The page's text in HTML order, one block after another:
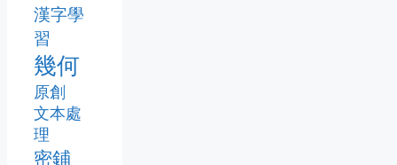
漢字學
習
幾何
原創
文本處
理
密鋪